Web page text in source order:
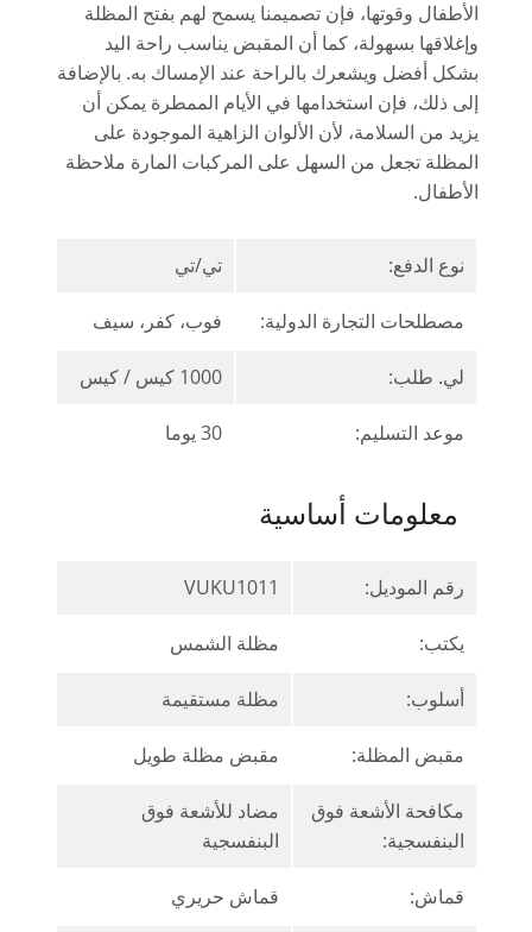
الأطفال وقوتها، فإن تصميمنا يسمح لهم بفتح المظلة
وإغلاقها بسهولة، كما أن المقبض يناسب راحة اليد
بشكل أفضل ويشعرك بالراحة عند الإمساك به. بالإضافة
إلى ذلك، فإن استخدامها في الأيام الممطرة يمكن أن
يزيد من السلامة، لأن الألوان الزاهية الموجودة على
المظلة تجعل من السهل على المركبات المارة ملاحظة
الأطفال.
نوع الدفع: تي/تي
مصطلحات التجارة الدولية: فوب، كفر، سيف
لي. طلب: 1000 كيس / كيس
موعد التسليم: 30 يوما
معلومات أساسية
رقم الموديل: VUKU1011
يكتب: مظلة الشمس
أسلوب: مظلة مستقيمة
مقبض المظلة: مقبض مظلة طويل
مكافحة الأشعة فوق
البنفسجية:
مضاد للأشعة فوق
البنفسجية
قماش: قماش حريري